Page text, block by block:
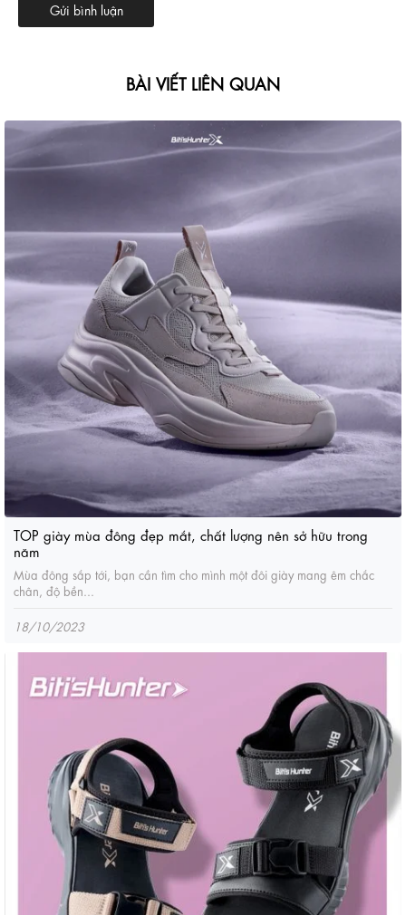
BÀI VIẾT LIÊN QUAN
TOP giày mùa đông đẹp mắt, chất lượng nên sở hữu trong
năm
Mùa đông sắp tới, bạn cần tìm cho mình một đôi giày mang êm chắc
chân, độ bền...
18/10/2023